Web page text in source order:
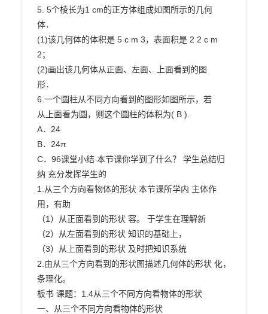
5. 5个棱长为1 cm的正方体组成如图所示的几何
体．
(1)该几何体的体积是 5 c m 3，表面积是 2 2 c m
2；
(2)画出该几何体从正面、左面、上面看到的图
形．
6.一个圆柱从不同方向看到的图形如图所示，若
从上面看为圆，则这个圆柱的体积为( B ).
A．24
B．24π
C．96课堂小结 本节课你学到了什么？ 学生总结归
纳 充分发挥学生的
1.从三个方向看物体的形状 本节课所学内 主体作
用，有助
（1）从正面看到的形状 容。 于学生在理解新
（2）从左面看到的形状 知识的基础上，
（3）从上面看到的形状 及时把知识系统
2.由从三个方向看到的形状图描述几何体的形状 化，
条理化。
板书 课题：1.4从三个不同方向看物体的形状
一、从三个不同方向看物体的形状